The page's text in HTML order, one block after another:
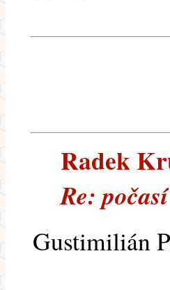
Radek
Re: počasí­
Gustimilián